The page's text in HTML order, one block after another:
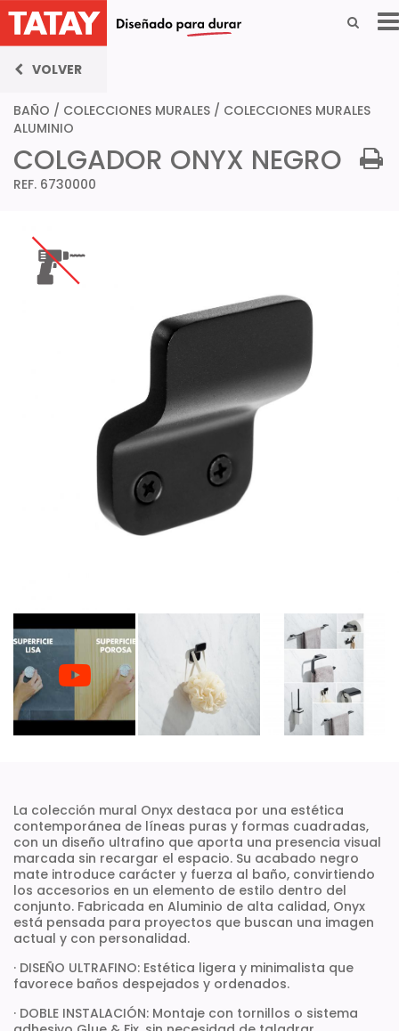
VOLVER
BAÑO / COLECCIONES MURALES / COLECCIONES MURALES
ALUMINIO
COLGADOR ONYX NEGRO
REF. 6730000
La colección mural Onyx destaca por una estética
contemporánea de líneas puras y formas cuadradas,
con un diseño ultrafino que aporta una presencia visual
marcada sin recargar el espacio. Su acabado negro
mate introduce carácter y fuerza al baño, convirtiendo
los accesorios en un elemento de estilo dentro del
conjunto. Fabricada en Aluminio de alta calidad, Onyx
está pensada para proyectos que buscan una imagen
actual y con personalidad.
· DISEÑO ULTRAFINO: Estética ligera y minimalista que
favorece baños despejados y ordenados.
· DOBLE INSTALACIÓN: Montaje con tornillos o sistema